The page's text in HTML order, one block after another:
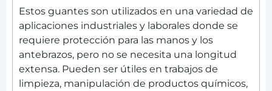
Estos guantes son utilizados en una variedad de
aplicaciones industriales y laborales donde se
requiere protección para las manos y los
antebrazos, pero no se necesita una longitud
extensa. Pueden ser útiles en trabajos de
limpieza, manipulación de productos químicos,